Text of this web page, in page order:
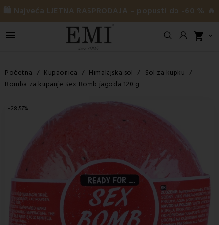
🛍️ Najveća LJETNA RASPRODAJA – popusti do -60 % 🔥
 shopping_cart 
Početna Kupaonica Himalajska sol
Sol za kupku
Bomba za kupanje Sex Bomb jagoda 120 g
−28,57%